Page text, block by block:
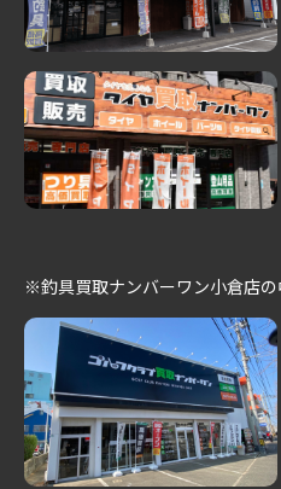
※釣具買取ナンバーワン小倉店の